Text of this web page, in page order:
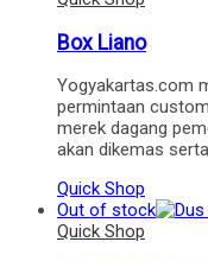
Box Liano
Yogyakartas.com
permintaan
merek dagang
akan dikemas
Quick Shop
Out of stock
Quick Shop